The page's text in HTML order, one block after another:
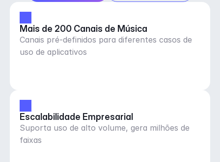
Mais de 200 Canais de Música
Canais pré-definidos para diferentes casos de
uso de aplicativos
Escalabilidade Empresarial
Suporta uso de alto volume, gera milhões de
faixas